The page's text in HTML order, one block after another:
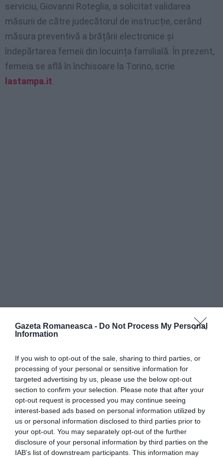
Gazeta Romaneasca - Do Not Process My Personal
Information
If you wish to opt-out of the sale, sharing to third parties, or
processing of your personal or sensitive information for
targeted advertising by us, please use the below opt-out
section to confirm your selection. Please note that after your
opt-out request is processed you may continue seeing
interest-based ads based on personal information utilized by
us or personal information disclosed to third parties prior to
your opt-out. You may separately opt-out of the further
disclosure of your personal information by third parties on the
IAB’s list of downstream participants. This information may
serviciu, Giovanni Roteglia, a solicitat validarea
măsurii de către judecătorul de instrucție, cerând
măsura preventivă a brățării electronice și
îndepărtarea femeii din locuința familială. În prezent,
femeia se află în închisoare la Torino, scrie
lastampa.it.
Bătrânul a raportat că soția sa l-a bătut pe brațe cu
și răni care confirmau cele relatate. De asemenea,
bărbatul a explicat că, de aproximativ trei ani, femeia
este adesea în stare de ebrietate și că a manipulat
butelia de oxigen pe care el trebuie să o folosească
din cauza problemelor cardiace.
>>> Fetiță româncă de 4 ani grav rănită după ce a
fost atacată de un câine în Abruzzo. Se afla în